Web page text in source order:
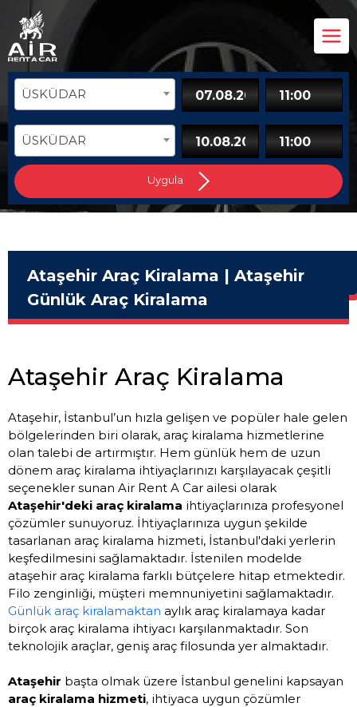
ÜSKÜDAR
ÜSKÜDAR
Uygula
Ataşehir Araç Kiralama | Ataşehir
Günlük Araç Kiralama
Ataşehir Araç Kiralama
Ataşehir, İstanbul’un hızla gelişen ve popüler hale gelen
bölgelerinden biri olarak, araç kiralama hizmetlerine
olan talebi de artırmıştır. Hem günlük hem de uzun
dönem araç kiralama ihtiyaçlarınızı karşılayacak çeşitli
seçenekler sunan Air Rent A Car ailesi olarak
Ataşehir'deki araç kiralama ihtiyaçlarınıza profesyonel
çözümler sunuyoruz. İhtiyaçlarınıza uygun şekilde
tasarlanan araç kiralama hizmeti, İstanbul'daki yerlerin
keşfedilmesini sağlamaktadır. İstenilen modelde
ataşehir araç kiralama farklı bütçelere hitap etmektedir.
Filo zenginliği, müşteri memnuniyetini sağlamaktadır.
Günlük araç kiralamaktan aylık araç kiralamaya kadar
birçok araç kiralama ihtiyacı karşılanmaktadır. Son
teknolojik araçlar, geniş araç filosunda yer almaktadır.
Ataşehir başta olmak üzere İstanbul genelini kapsayan
araç kiralama hizmeti, ihtiyaca uygun çözümler